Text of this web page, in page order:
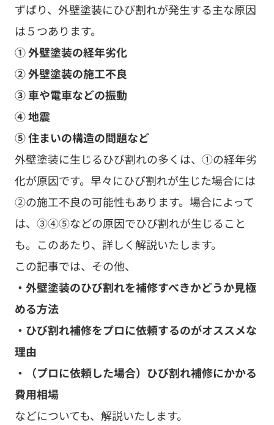
ずばり、外壁塗装にひび割れが発生する主な原因
は５つあります。
① 外壁塗装の経年劣化
② 外壁塗装の施工不良
③ 車や電車などの振動
④ 地震
⑤ 住まいの構造の問題など
外壁塗装に生じるひび割れの多くは、①の経年劣
化が原因です。早々にひび割れが生じた場合には
②の施工不良の可能性もあります。場合によって
は、③④⑤などの原因でひび割れが生じること
も。このあたり、詳しく解説いたします。
この記事では、その他、
・外壁塗装のひび割れを補修すべきかどうか見極
める方法
・ひび割れ補修をプロに依頼するのがオススメな
理由
・（プロに依頼した場合）ひび割れ補修にかかる
費用相場
などについても、解説いたします。